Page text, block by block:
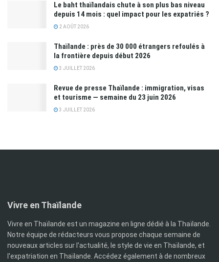
Le baht thaïlandais chute à son plus bas niveau
depuis 14 mois : quel impact pour les expatriés ?
2 AOÛT 2026
Thaïlande : près de 30 000 étrangers refoulés à
la frontière depuis début 2026
3 JUILLET 2026
Revue de presse Thaïlande : immigration, visas
et tourisme — semaine du 23 juin 2026
3 JUILLET 2026
Vivre en Thaïlande
Vivre en Thaïlande est un magazine en ligne dédié à la Thaïlande.
Notre équipe de rédacteurs vous propose chaque semaine de
nouveaux articles sur l'actualité, le style de vie en Thaïlande, et
l'expatriation en Thaïlande. Accédez également à de nombreux